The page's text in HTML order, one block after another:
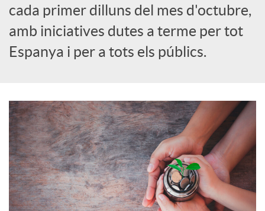
r
d
e
c
o
cada primer dilluns del mes d'octubre,
amb iniciatives dutes a terme per tot
Espanya i per a tots els públics.